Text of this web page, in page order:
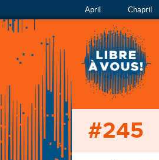
Accueil
#245
April Chapril